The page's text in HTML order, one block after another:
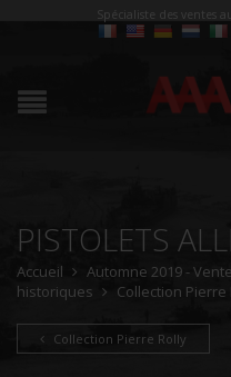
Spécialiste des ventes
PISTOLETS
Accueil
Automne 2019 -
historiques
Collection Pierre
Collection Pierre Rolly